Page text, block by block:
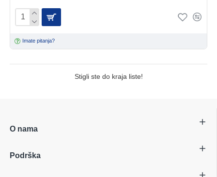
Imate pitanja?
Stigli ste do kraja liste!
O nama
Podrška